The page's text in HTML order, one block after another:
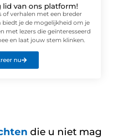
lid van ons platform!
of verhalen met een breder
biedt je de mogelijkheid om je
met lezers die geïnteresseerd
en laat jouw stem klinken.
nu
die u niet mag